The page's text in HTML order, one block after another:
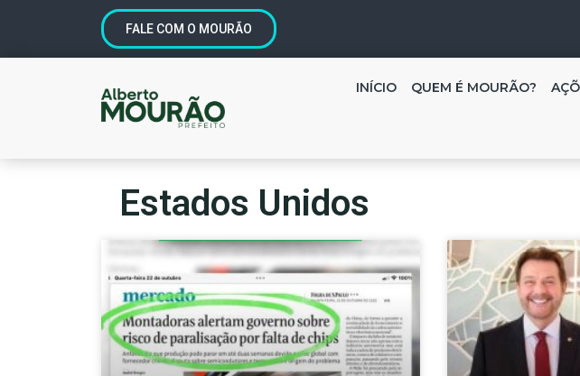
FALE COM O MOURÃO
INÍCIO QUEM É MOURÃO?
Estados Unidos